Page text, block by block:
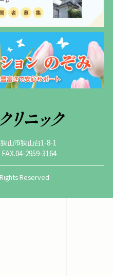
山市狭山台1-8-1
2959-3164
Reserved.